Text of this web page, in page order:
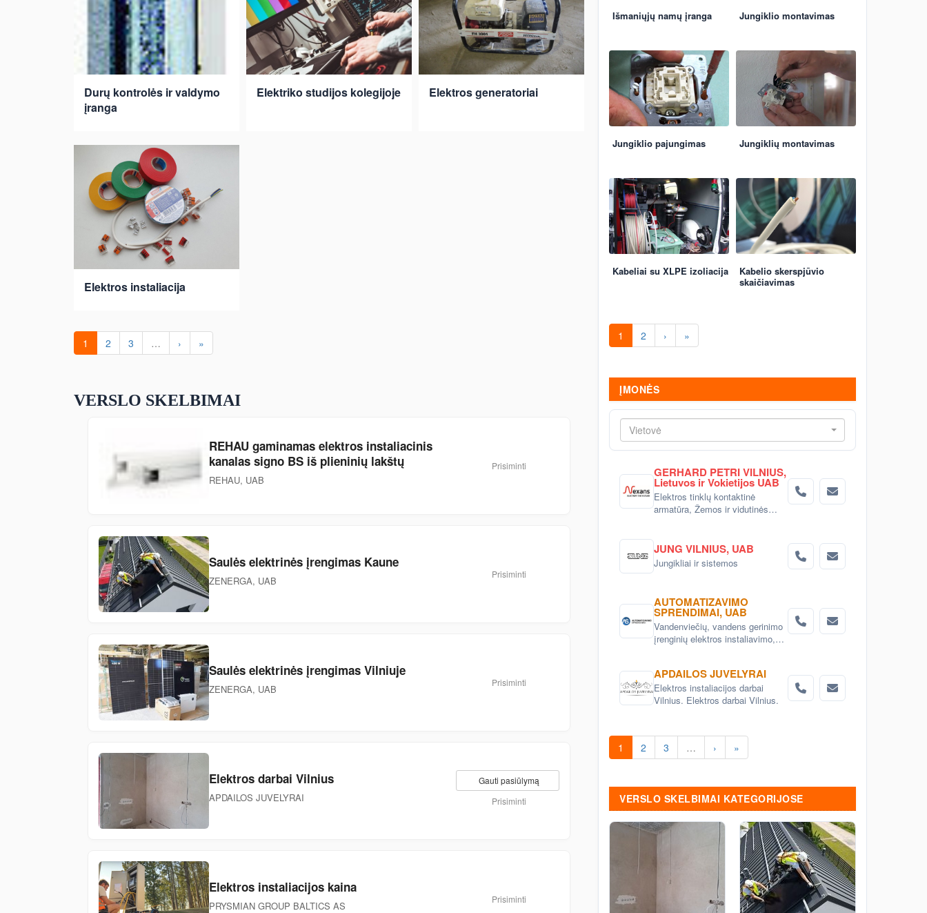
Durų kontrolės ir valdymo
įranga
Elektriko studijos kolegijoje Elektros generatoriai
Elektros instaliacija
1 2 3 … › »
VERSLO SKELBIMAI
REHAU gaminamas elektros instaliacinis
kanalas signo BS iš plieninių lakštų
REHAU, UAB
Prisiminti
Saulės elektrinės įrengimas Kaune
ZENERGA, UAB
Prisiminti
Saulės elektrinės įrengimas Vilniuje
ZENERGA, UAB
Prisiminti
Elektros darbai Vilnius
APDAILOS JUVELYRAI
Gauti pasiūlymą
Prisiminti
Elektros instaliacijos kaina
PRYSMIAN GROUP BALTICS AS
Prisiminti
Išmaniųjų namų įranga Jungiklio montavimas
Jungiklio pajungimas Jungiklių montavimas
Kabeliai su XLPE izoliacija
Kabelio skerspjūvio
skaičiavimas
1 2 › »
ĮMONĖS
Vietovė
GERHARD PETRI VILNIUS,
Lietuvos ir Vokietijos UAB
Elektros tinklų kontaktinė
armatūra, Žemos ir vidutinės
susitraukiančios izoliacinės
medžiagos, Kabelių/laidų
tvirtinimo ir markiravimo
apšvietimas ir aliuminio profiliai,
Elektros instaliacijos sprendimai
ir gaminiai
JUNG VILNIUS, UAB
Jungikliai ir sistemos
AUTOMATIZAVIMO
SPRENDIMAI, UAB
Vandenviečių, vandens gerinimo
įrenginių elektros instaliavimo,
technologinių ir gamybos procesų
automatizavimas.
APDAILOS JUVELYRAI
Elektros instaliacijos darbai
Vilnius. Elektros darbai Vilnius.
1 2 3 … › »
VERSLO SKELBIMAI KATEGORIJOSE